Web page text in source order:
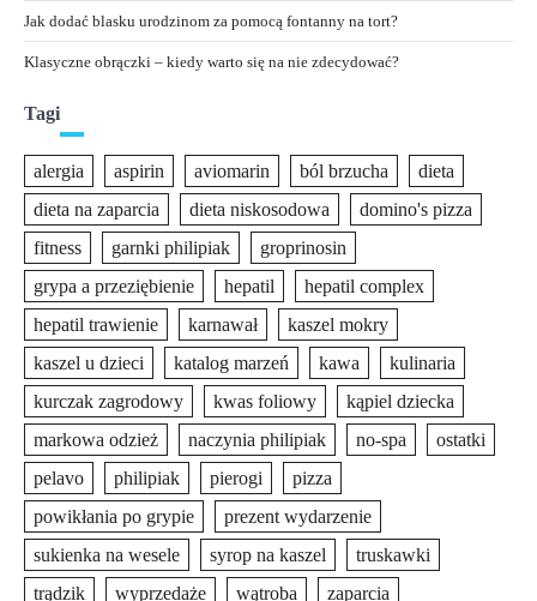
Jak dodać blasku urodzinom za pomocą fontanny na tort?
Klasyczne obrączki – kiedy warto się na nie zdecydować?
Tagi
alergia aspirin aviomarin ból brzucha
dieta
dieta na zaparcia
dieta niskosodowa
domino's pizza
fitness
garnki philipiak
groprinosin
grypa a przeziębienie
hepatil
hepatil complex
hepatil trawienie
karnawał
kaszel mokry
kaszel u dzieci
katalog marzeń kawa
kulinaria
kurczak zagrodowy
kwas foliowy
kąpiel dziecka
markowa odzież
naczynia philipiak no-spa
ostatki
pelavo
philipiak pierogi
pizza
powikłania po grypie
prezent wydarzenie
sukienka na wesele
syrop na kaszel
truskawki
trądzik
wyprzedaże wątroba zaparcia